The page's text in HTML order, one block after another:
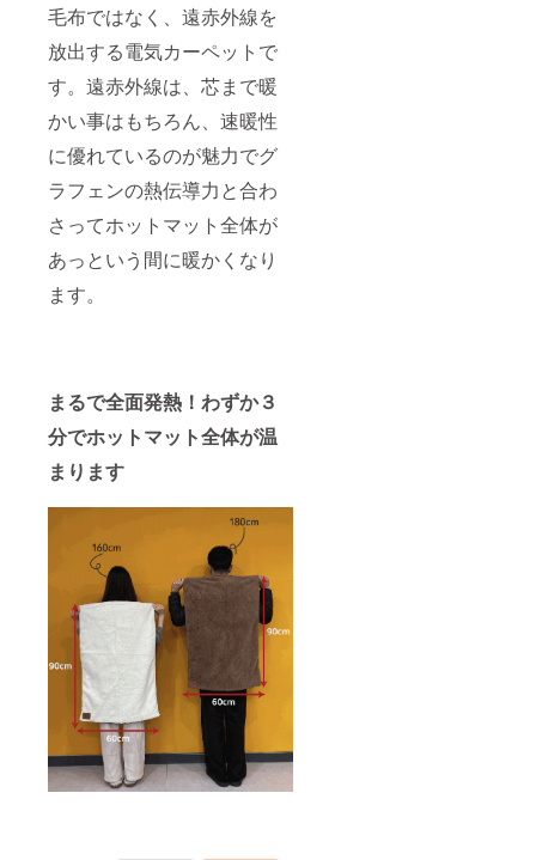
毛布ではなく、遠赤外線を
放出する電気カーペットで
す。遠赤外線は、芯まで暖
かい事はもちろん、速暖性
に優れているのが魅力でグ
ラフェンの熱伝導力と合わ
さってホットマット全体が
あっという間に暖かくなり
ます。
まるで全面発熱！わずか３
分でホットマット全体が温
まります